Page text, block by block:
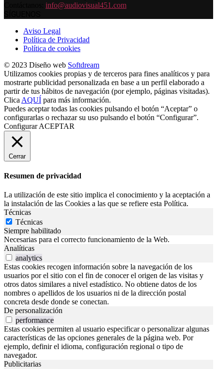
info@audiovisual451.com
Aviso Legal
Política de Privacidad
Política de cookies
© 2023 Diseño web Softdream
Utilizamos cookies propias y de terceros para fines analíticos y para
mostrarte publicidad personalizada en base a un perfil elaborado a
partir de tus hábitos de navegación (por ejemplo, páginas visitadas).
Clica AQUÍ para más información.
Puedes aceptar todas las cookies pulsando el botón “Aceptar” o
configurarlas o rechazar su uso pulsando el botón “Configurar”.
Configurar ACEPTAR
Cerrar
Resumen de privacidad
La utilización de este sitio implica el conocimiento y la aceptación a
la instalación de las Cookies a las que se refiere esta Política.
Técnicas
Técnicas
Siempre habilitado
Necesarias para el correcto funcionamiento de la Web.
Analíticas
analytics
Estas cookies recogen información sobre la navegación de los
usuarios por el sitio con el fin de conocer el origen de las visitas y
otros datos similares a nivel estadístico. No obtiene datos de los
nombres o apellidos de los usuarios ni de la dirección postal
concreta desde donde se conectan.
De personalización
performance
Estas cookies permiten al usuario especificar o personalizar algunas
características de las opciones generales de la página web. Por
ejemplo, definir el idioma, configuración regional o tipo de
navegador.
Publicitarias